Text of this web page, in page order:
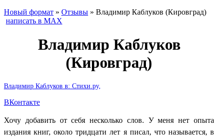
Новый формат » Отзывы » Владимир Каблуков (Кировград)
написать в МАХ
Владимир Каблуков
(Кировград)
Владимир Каблуков в: Стихи.ру,
ВКонтакте
Хочу добавить от себя несколько слов. У меня нет опыта
издания книг, около тридцати лет я писал, что называется, в